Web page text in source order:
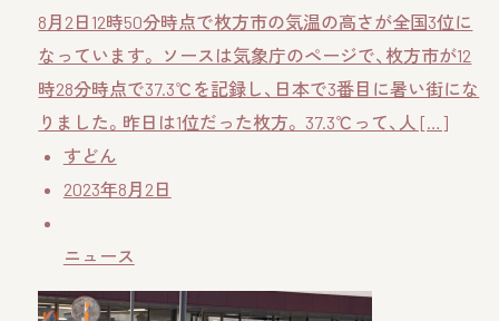
8月2日12時50分時点で枚方市の気温の高さが全国3位に
なっています。 ソースは気象庁のページで、枚方市が12
時28分時点で37.3℃を記録し、日本で3番目に暑い街にな
りました。昨日は1位だった枚方。 37.3℃って、人 […]
すどん
2023年8月2日
ニュース